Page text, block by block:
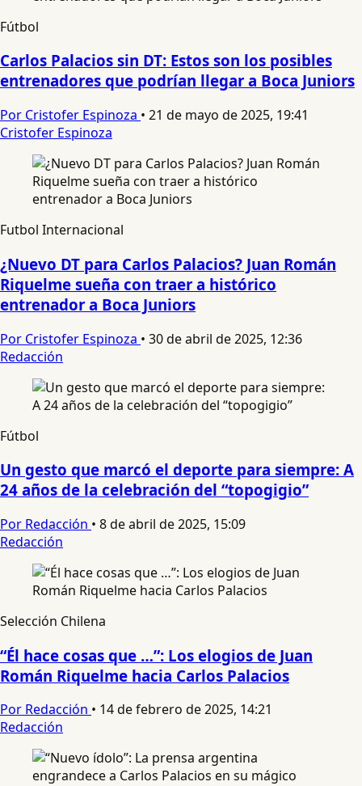
Fútbol
Carlos Palacios sin DT: Estos son los posibles
entrenadores que podrían llegar a Boca Juniors
Por Cristofer Espinoza • 21 de mayo de 2025, 19:41
Cristofer Espinoza
Futbol Internacional
¿Nuevo DT para Carlos Palacios? Juan Román
Riquelme sueña con traer a histórico
entrenador a Boca Juniors
Por Cristofer Espinoza • 30 de abril de 2025, 12:36
Redacción
Fútbol
Un gesto que marcó el deporte para siempre: A
24 años de la celebración del “topogigio”
Por Redacción • 8 de abril de 2025, 15:09
Redacción
Selección Chilena
“Él hace cosas que …”: Los elogios de Juan
Román Riquelme hacia Carlos Palacios
Por Redacción • 14 de febrero de 2025, 14:21
Redacción